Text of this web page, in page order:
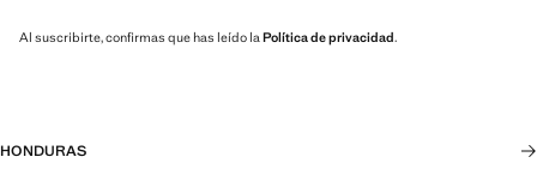
Al suscribirte, confirmas que has leído la Política de privacidad.
HONDURAS